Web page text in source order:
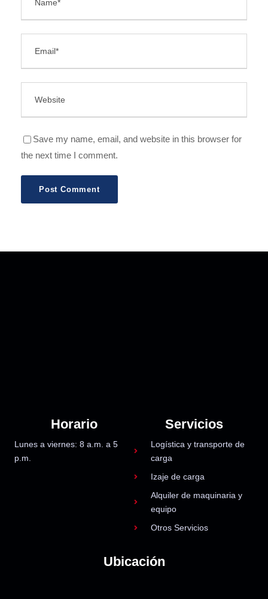
Save my name, email, and website in this browser for
the next time I comment.
Horario
Lunes a viernes: 8 a.m. a 5
p.m.
Servicios
Logística y transporte de
carga
Izaje de carga
Alquiler de maquinaria y
equipo
Otros Servicios
Ubicación